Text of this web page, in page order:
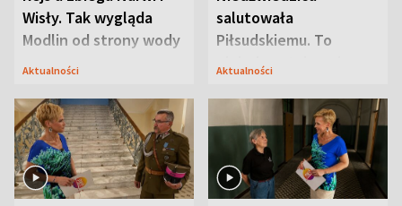
Wisły. Tak wygląda
Modlin od strony wody
Aktualności
salutowała
Piłsudskiemu. To
niejedyna tajemnica
Aktualności